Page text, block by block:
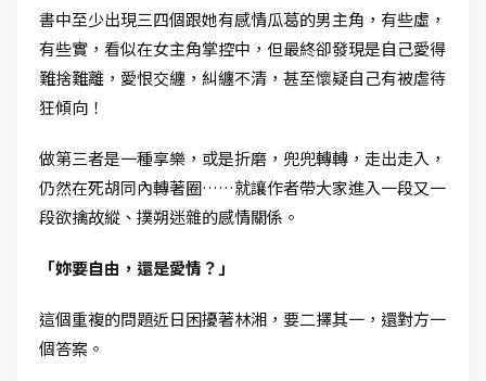
書中至少出現三四個跟她有感情瓜葛的男主角，有些虛，
有些實，看似在女主角掌控中，但最終卻發現是自己愛得
難捨難離，愛恨交纏，糾纏不清，甚至懷疑自己有被虐待
狂傾向！
做第三者是一種享樂，或是折磨，兜兜轉轉，走出走入，
仍然在死胡同內轉著圈……就讓作者帶大家進入一段又一
段欲擒故縱、撲朔迷雜的感情關係。
「妳要自由，還是愛情？」
這個重複的問題近日困擾著林湘，要二擇其一，還對方一
個答案。